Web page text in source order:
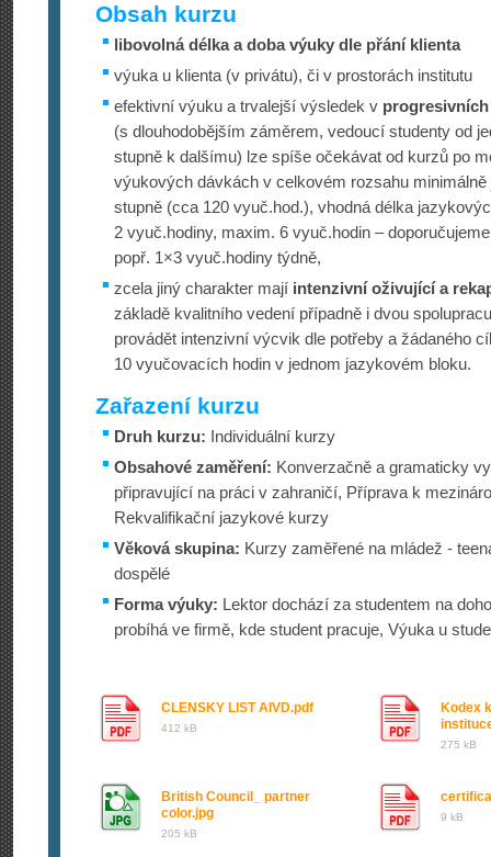
Obsah kurzu
libovolná délka a doba výuky dle přání klienta
výuka u klienta (v privátu), či v prostorách institutu
efektivní výuku a trvalejší výsledek v
(s dlouhodobějším záměrem, vedoucí studenty od
stupně k dalšímu) lze spíše očekávat od kurzů po
výukových dávkách v celkovém rozsahu minimálně
stupně (cca 120 vyuč.hod.), vhodná délka
2 vyuč.hodiny, maxim. 6 vyuč.hodin –
popř. 1×3 vyuč.hodiny týdně,
zcela jiný charakter mají intenzivní oživující a
základě kvalitního vedení případně i dvou
provádět intenzivní výcvik dle potřeby a žádaného
10 vyučovacích hodin v jednom jazykovém bloku.
Zařazení kurzu
Druh kurzu: Individuální kurzy
Obsahové zaměření: Konverzačně a gramaticky
připravující na práci v zahraničí, Příprava k
Rekvalifikační jazykové kurzy
Věková skupina: Kurzy zaměřené na mládež -
dospělé
Forma výuky: Lektor dochází za studentem na
probíhá ve firmě, kde student pracuje, Výuka u
CLENSKY LIST AIVD.pdf
412 kB
Kodex
275 kB
British Council_ partner
color.jpg
205 kB
9 kB